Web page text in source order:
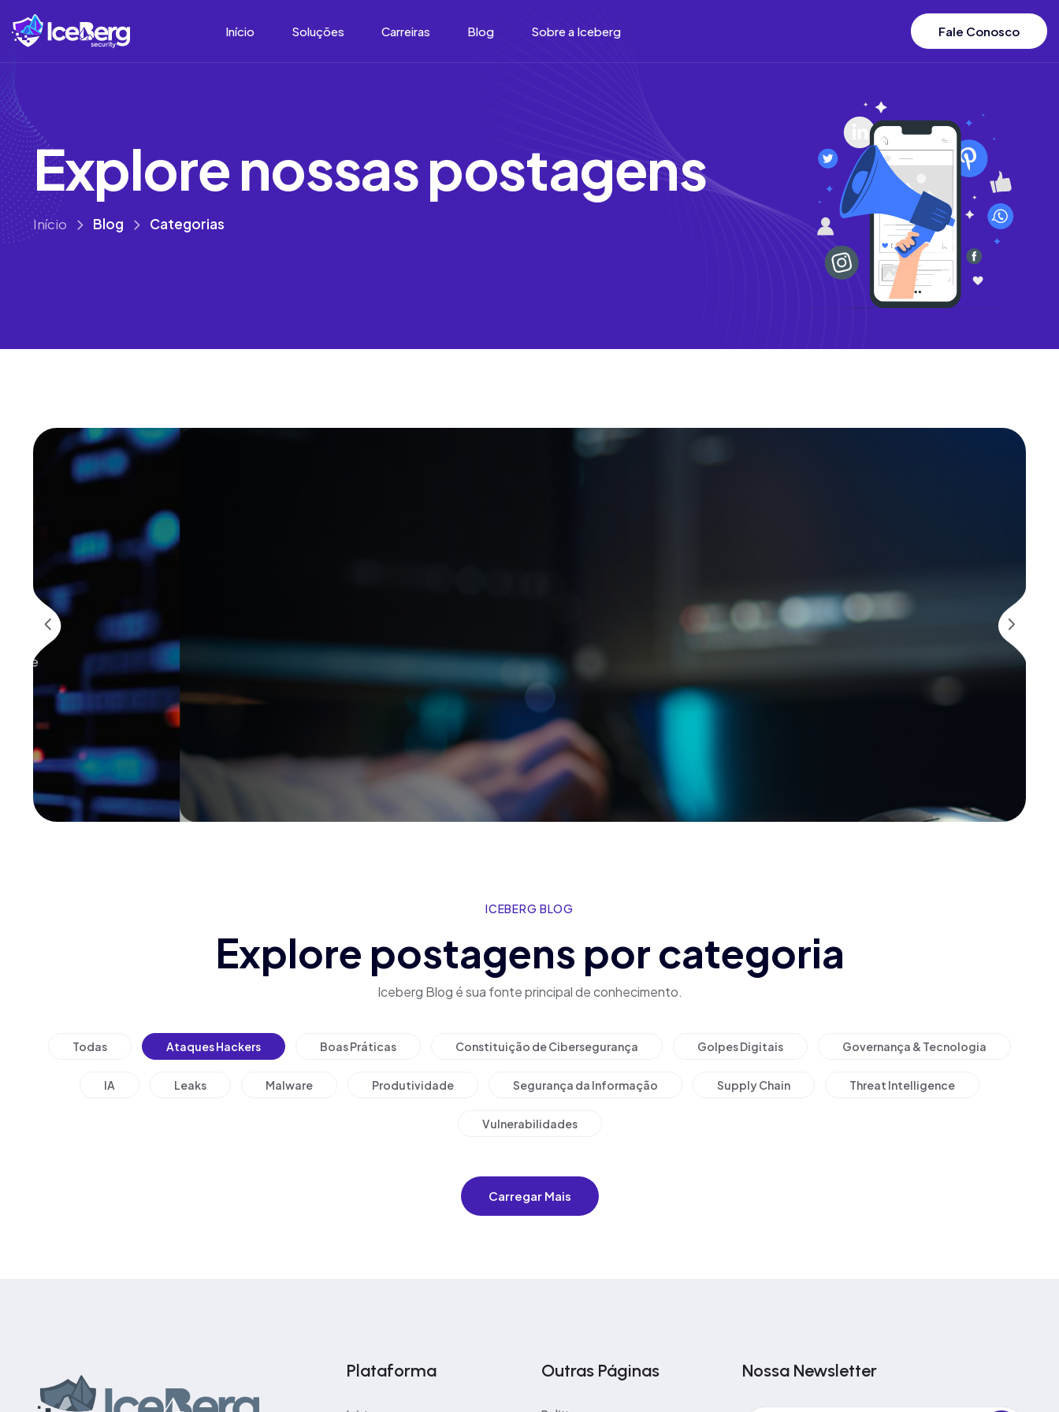
Início Soluções Carreiras Blog Sobre a Iceberg Fale Conosco
Explorenossaspostagens
Início Blog Categorias
Segurança da Informação
Apenas 5% das empresas brasileiras estão realmente
prontas para enfrentar ataques cibernéticos
De acordo com o Índice de Preparação para Cibersegurança 2025 da Cisco, grande parte das empresas brasileiras ainda não
atingiu um estágio avançado de prontidão para lidar com ameaças cibernéticas.
ICEBERG BLOG
Explore postagens por categoria
Iceberg Blog é sua fonte principal de conhecimento.
Todas Ataques Hackers Boas Práticas Constituição de Cibersegurança Golpes Digitais Governança & Tecnologia
IA Leaks Malware Produtividade Segurança da Informação Supply Chain Threat Intelligence
Vulnerabilidades
Carregar Mais
Plataforma Outras Páginas Nossa Newsletter